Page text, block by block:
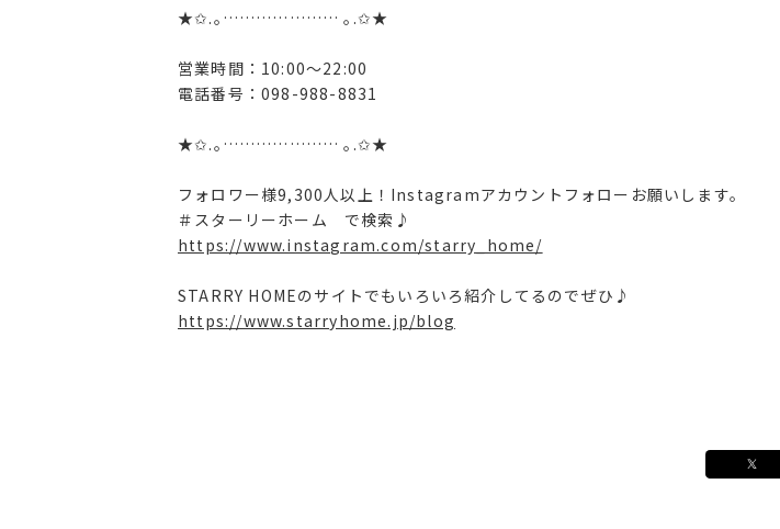
★✩.｡………………… ｡.✩★
営業時間：10:00〜22:00
電話番号：098-988-8831
★✩.｡………………… ｡.✩★
フォロワー様9,300人以上！Instagramアカウントフォローお願いします。
＃スターリーホーム で検索♪
https://www.instagram.com/starry_home/
STARRY HOMEのサイトでもいろいろ紹介してるのでぜひ♪
https://www.starryhome.jp/blog